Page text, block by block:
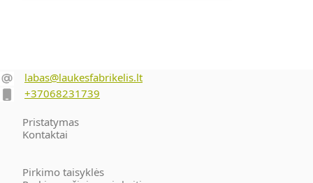
labas@laukesfabrikelis.lt
+37068231739
Pristatymas
Kontaktai
Pirkimo taisyklės